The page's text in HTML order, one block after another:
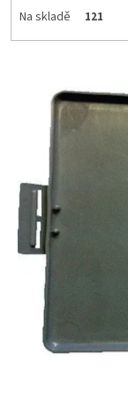
Na skladě 121
Výpis produktů